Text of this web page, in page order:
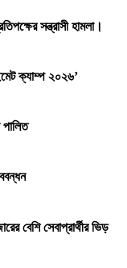
সন্ত্রাসী হামলা।
ক্যাম্প ২০২৬’
বেশি সেবাপ্রার্থীর ভিড়